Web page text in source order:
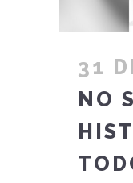
31
NO